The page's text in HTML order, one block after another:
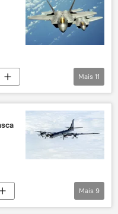
(Rússia)
Mais 11
Ártico
Mais 9